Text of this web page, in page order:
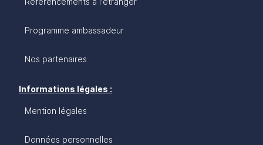
Programme ambassadeur
Nos partenaires
Informations légales :
Mention légales
Données personnelles